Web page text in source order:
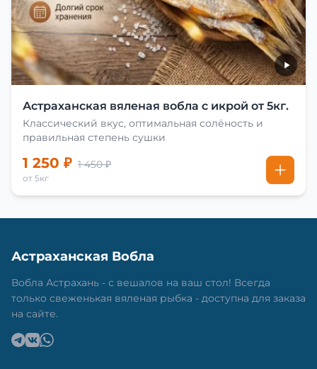
Астраханская вяленая вобла с икрой от 5кг.
Классический вкус, оптимальная солёность и
правильная степень сушки
1 250 ₽ 1 450 ₽
от 5кг
Астраханская Вобла
Вобла Астрахань - с вешалов на ваш стол! Всегда
только свеженькая вяленая рыбка - доступна для заказа
на сайте.